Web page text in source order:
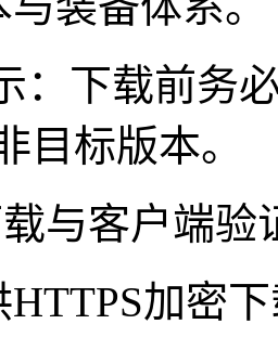
：下载前务
目标版本。
与客户端验
HTTPS加密